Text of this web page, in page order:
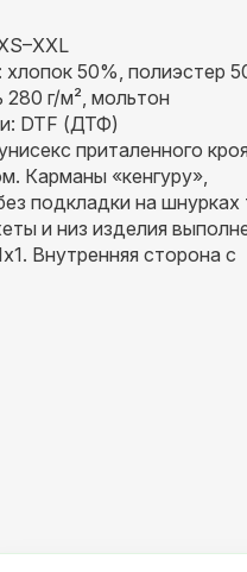
50%, полиэстер
280 г/м², мольтон
DTF (ДТФ)
приталенного
Карманы «кенгуру»,
подкладки на шнурках
и низ изделия
Внутренняя сторона с